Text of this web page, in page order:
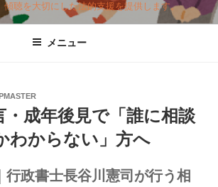
傾聴を大切にした法的支援を提供します。
メニュー
・成年後見で「誰に相談
わからない」方へ
行政書士長谷川憲司が行う相